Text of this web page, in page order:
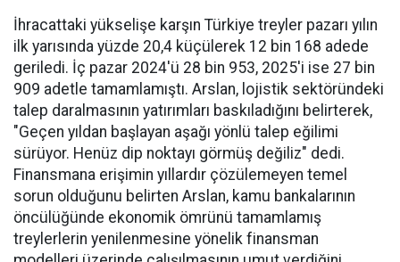
İhracattaki yükselişe karşın Türkiye treyler pazarı yılın
ilk yarısında yüzde 20,4 küçülerek 12 bin 168 adede
geriledi. İç pa­zar 2024'ü 28 bin 953, 2025'i ise 27 bin
909 adetle tamamlamış­tı. Arslan, lojistik sektöründeki
talep daralmasının yatırımları baskıladığını belirterek,
"Geçen yıldan başlayan aşağı yönlü talep eğilimi
sürüyor. Henüz dip nok­tayı görmüş değiliz" dedi.
Finans­mana erişimin yıllardır çözüle­meyen temel
sorun olduğunu be­lirten Arslan, kamu bankalarının
öncülüğünde ekonomik ömrü­nü tamamlamış
treylerlerin ye­nilenmesine yönelik finansman